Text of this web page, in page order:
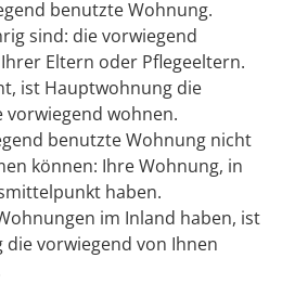
benutzte Wohnung.
sind: die vorwiegend
Eltern oder Pflegeeltern.
ist Hauptwohnung die
vorwiegend wohnen.
benutzte Wohnung nicht
können: Ihre Wohnung, in
haben.
im Inland haben, ist
vorwiegend von Ihnen